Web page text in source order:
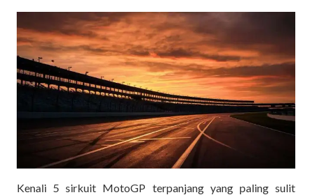
Kenali 5 sirkuit MotoGP terpanjang yang paling sulit